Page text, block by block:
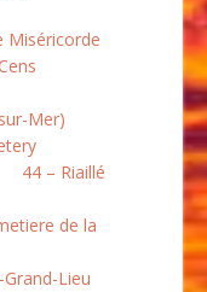
Miséricorde
Mer)
44 – Riaillé
de la
Lieu